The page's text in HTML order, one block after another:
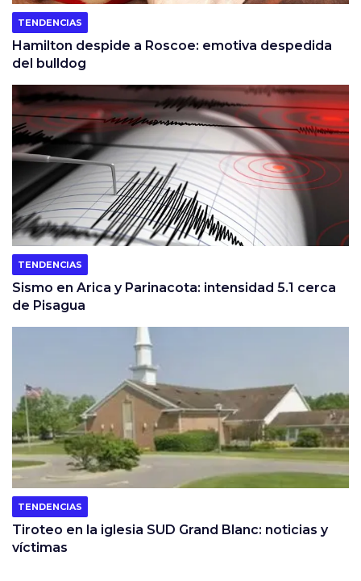
TENDENCIAS
Hamilton despide a Roscoe: emotiva despedida
del bulldog
TENDENCIAS
Sismo en Arica y Parinacota: intensidad 5.1 cerca
de Pisagua
TENDENCIAS
Tiroteo en la iglesia SUD Grand Blanc: noticias y
víctimas